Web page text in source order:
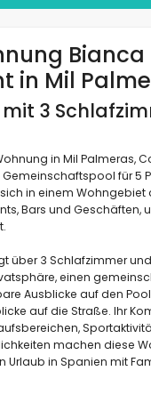
Bianca
in Mil
3
in Mil Palmeras,
für 5
in einem Wohngebiet
Bars und Geschäften,
über 3 Schlafzimmer
einen
Ausblicke auf den
auf die Straße. Ihr
machen diese
Urlaub in Spanien mit